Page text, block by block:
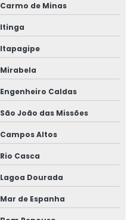
e recall
internos iso9001
HACCP
segurança dos
22000
HACCP
de assuntos
Carmo de Minas
Itinga
Itapagipe
Mirabela
Engenheiro Caldas
São João das Missões
Campos Altos
Rio Casca
Lagoa Dourada
Mar de Espanha